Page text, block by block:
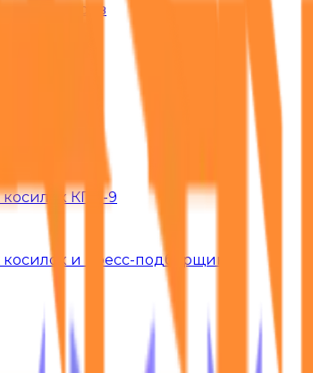
и тракторов
КПР-9
и пресс-подборщиков